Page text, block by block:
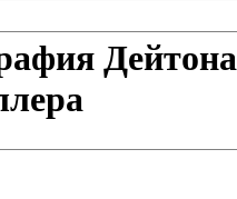
Дейтона